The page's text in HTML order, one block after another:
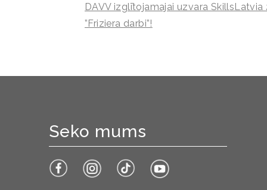
DAVV izglītojamajai uzvara
”Friziera darbi”!
Seko mums